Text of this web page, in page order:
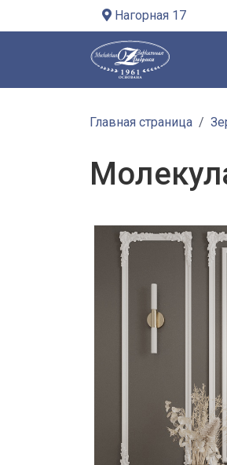
Нагорная 17
Главная страница